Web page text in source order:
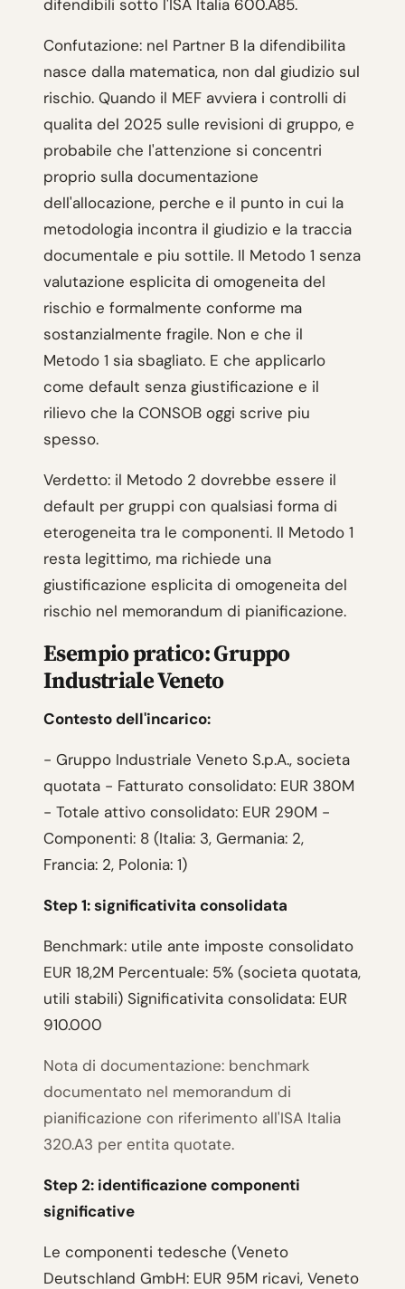
difendibili sotto l'ISA Italia 600.A85.
Confutazione: nel Partner B la difendibilita
nasce dalla matematica, non dal giudizio sul
rischio. Quando il MEF avviera i controlli di
qualita del 2025 sulle revisioni di gruppo, e
probabile che l'attenzione si concentri
proprio sulla documentazione
dell'allocazione, perche e il punto in cui la
metodologia incontra il giudizio e la traccia
documentale e piu sottile. Il Metodo 1 senza
valutazione esplicita di omogeneita del
rischio e formalmente conforme ma
sostanzialmente fragile. Non e che il
Metodo 1 sia sbagliato. E che applicarlo
come default senza giustificazione e il
rilievo che la CONSOB oggi scrive piu
spesso.
Verdetto: il Metodo 2 dovrebbe essere il
default per gruppi con qualsiasi forma di
eterogeneita tra le componenti. Il Metodo 1
resta legittimo, ma richiede una
giustificazione esplicita di omogeneita del
rischio nel memorandum di pianificazione.
Esempio pratico: Gruppo
Industriale Veneto
Contesto dell'incarico:
- Gruppo Industriale Veneto S.p.A., societa
quotata - Fatturato consolidato: EUR 380M
- Totale attivo consolidato: EUR 290M -
Componenti: 8 (Italia: 3, Germania: 2,
Francia: 2, Polonia: 1)
Step 1: significativita consolidata
Benchmark: utile ante imposte consolidato
EUR 18,2M Percentuale: 5% (societa quotata,
utili stabili) Significativita consolidata: EUR
910.000
Nota di documentazione: benchmark
documentato nel memorandum di
pianificazione con riferimento all'ISA Italia
320.A3 per entita quotate.
Step 2: identificazione componenti
significative
Le componenti tedesche (Veneto
Deutschland GmbH: EUR 95M ricavi, Veneto